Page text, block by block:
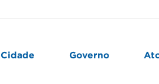
Cidade Governo